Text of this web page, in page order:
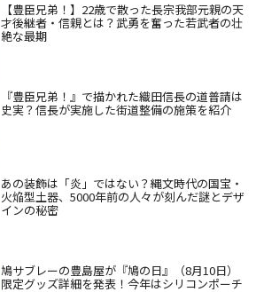
【豊臣兄弟！】22歳で散った長宗我部元親の天
才後継者・信親とは？武勇を奮った若武者の壮
絶な最期
『豊臣兄弟！』で描かれた織田信長の道普請は
史実？信長が実施した街道整備の施策を紹介
あの装飾は「炎」ではない？縄文時代の国宝・
火焔型土器、5000年前の人々が刻んだ謎とデザ
インの秘密
鳩サブレーの豊島屋が『鳩の日』（8月10日）
限定グッズ詳細を発表！今年はシリコンポーチ